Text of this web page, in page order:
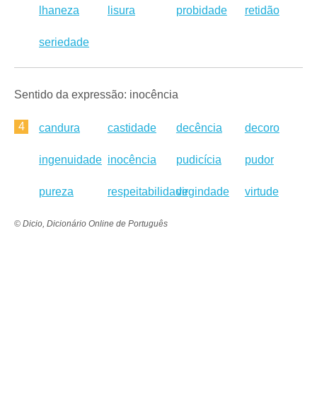
lhaneza lisura probidade retidão
seriedade
Sentido da expressão: inocência
4 candura castidade decência decoro
ingenuidade inocência pudicícia pudor
pureza respeitabilidadevirgindade virtude
© Dicio, Dicionário Online de Português